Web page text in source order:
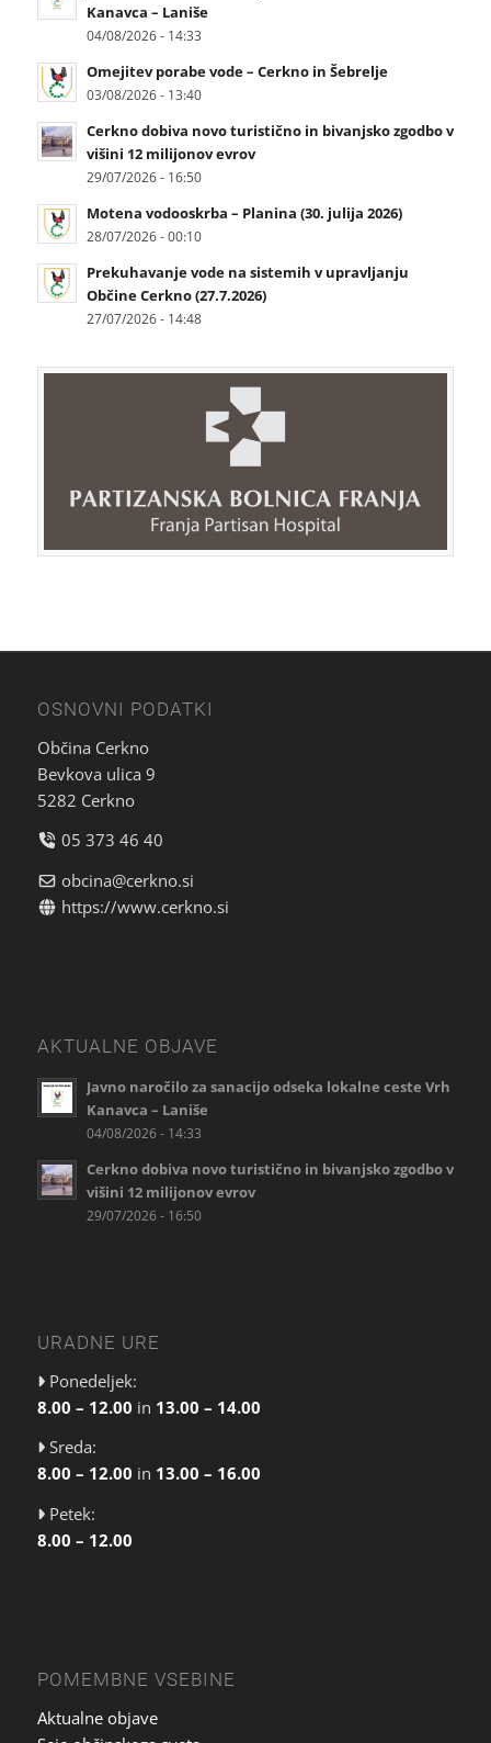
Kanavca – Laniše
04/08/2026 - 14:33
Omejitev porabe vode – Cerkno in Šebrelje
03/08/2026 - 13:40
Cerkno dobiva novo turistično in bivanjsko zgodbo v
višini 12 milijonov evrov
29/07/2026 - 16:50
Motena vodooskrba – Planina (30. julija 2026)
28/07/2026 - 00:10
Prekuhavanje vode na sistemih v upravljanju
Občine Cerkno (27.7.2026)
27/07/2026 - 14:48
OSNOVNI PODATKI
Občina Cerkno
Bevkova ulica 9
5282 Cerkno
05 373 46 40
obcina@cerkno.si
https://www.cerkno.si
AKTUALNE OBJAVE
Javno naročilo za sanacijo odseka lokalne ceste Vrh
Kanavca – Laniše
04/08/2026 - 14:33
Cerkno dobiva novo turistično in bivanjsko zgodbo v
višini 12 milijonov evrov
29/07/2026 - 16:50
URADNE URE
Ponedeljek:
8.00 – 12.00 in 13.00 – 14.00
Sreda:
8.00 – 12.00 in 13.00 – 16.00
Petek:
8.00 – 12.00
POMEMBNE VSEBINE
Aktualne objave